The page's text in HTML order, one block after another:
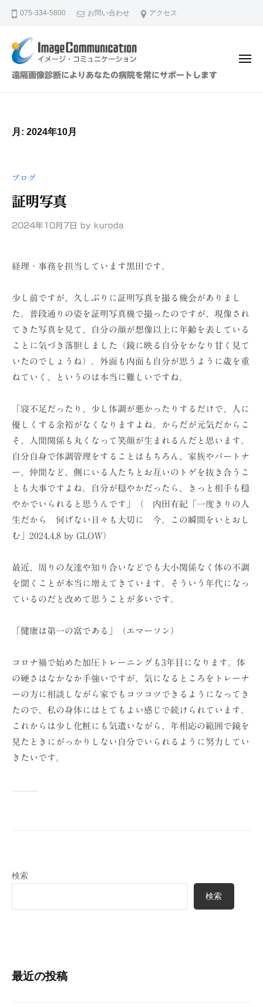
075-334-5800 お問い合わせ アクセス
イ
・
ミ
ニ
ケ
ョ
（
株
遠隔画像診断によりあなたの病院を常にサポートします
メ
月: 2024年10月
ブログ
証明写真
2024年10月7日 by kuroda
経理・事務を担当しています黒田です。
少し前ですが、久しぶりに証明写真を撮る機会がありまし
た。普段通りの姿を証明写真機で撮ったのですが、現像され
てきた写真を見て、自分の顔が想像以上に年齢を表している
ことに気づき落胆しました（鏡に映る自分をかなり甘く見て
いたのでしょうね）。外面も内面も自分が思うように歳を重
ねていく、というのは本当に難しいですね。
「寝不足だったり、少し体調が悪かったりするだけで、人に
優しくする余裕がなくなりますよね。からだが元気だからこ
そ、人間関係も丸くなって笑顔が生まれるんだと思います。
自分自身で体調管理をすることはもちろん、家族やパートナ
ー、仲間など、側にいる人たちとお互いのトゲを抜き合うこ
とも大事ですよね。自分が穏やかだったら、きっと相手も穏
やかでいられると思うんです」（ 内田有紀「一度きりの人
生だから 何げない日々も大切に 今、この瞬間をいとおし
む」2024.4.8 by GLOW）
最近、周りの友達や知り合いなどでも大小関係なく体の不調
を聞くことが本当に増えてきています。そういう年代になっ
ているのだと改めて思うことが多いです。
「健康は第一の富である」（エマーソン）
コロナ禍で始めた加圧トレーニングも3年目になります。体
の硬さはなかなか手強いですが、気になるところをトレーナ
ーの方に相談しながら家でもコツコツできるようになってき
たので、私の身体にはとてもよい感じで続けられています。
これからは少し化粧にも気遣いながら、年相応の範囲で鏡を
見たときにがっかりしない自分でいられるように努力してい
きたいです。
検索
検索
最近の投稿
メ
ジ
・
コ
ケ
ン
（
株
）